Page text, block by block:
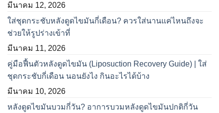
มีนาคม 12, 2026
ใส่ชุดกระชับหลังดูดไขมันกี่เดือน? ควรใส่นานแค่ไหนถึงจะ
ช่วยให้รูปร่างเข้าที่
มีนาคม 11, 2026
คู่มือฟื้นตัวหลังดูดไขมัน (Liposuction Recovery Guide) | ใส่
ชุดกระชับกี่เดือน นอนยังไง กินอะไรได้บ้าง
มีนาคม 10, 2026
หลังดูดไขมันบวมกี่วัน? อาการบวมหลังดูดไขมันปกติกี่วัน